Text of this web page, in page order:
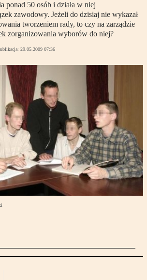
ponad 50 osób i działa w niej
zawodowy. Jeżeli do dzisiaj nie wykazał
tworzeniem rady, to czy na zarządzie
zorganizowania wyborów do niej?
29.05.2009 07:36